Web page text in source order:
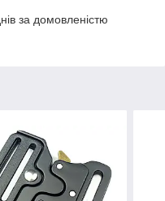
за домовленістю